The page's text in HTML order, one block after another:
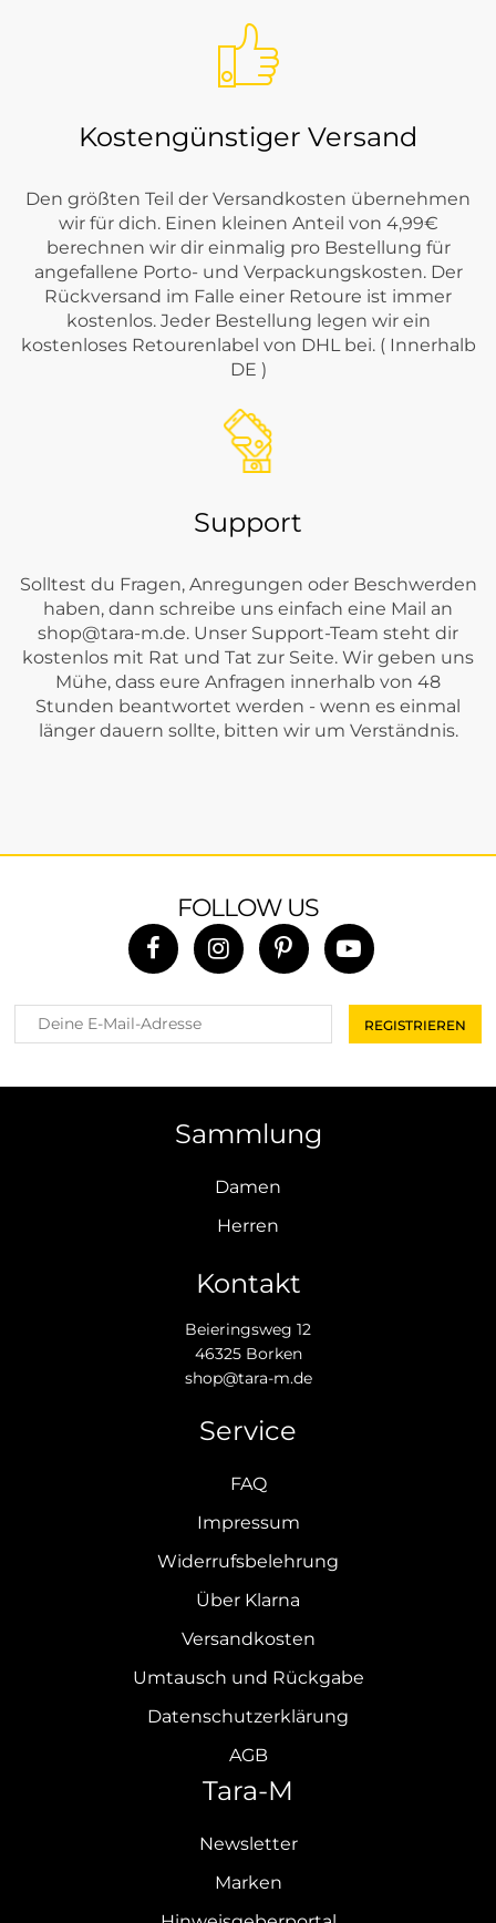
Kostengünstiger Versand
Den größten Teil der Versandkosten übernehmen
wir für dich. Einen kleinen Anteil von 4,99€
berechnen wir dir einmalig pro Bestellung für
angefallene Porto- und Verpackungskosten. Der
Rückversand im Falle einer Retoure ist immer
kostenlos. Jeder Bestellung legen wir ein
kostenloses Retourenlabel von DHL bei. ( Innerhalb
DE )
Support
Solltest du Fragen, Anregungen oder Beschwerden
haben, dann schreibe uns einfach eine Mail an
shop@tara-m.de. Unser Support-Team steht dir
kostenlos mit Rat und Tat zur Seite. Wir geben uns
Mühe, dass eure Anfragen innerhalb von 48
Stunden beantwortet werden - wenn es einmal
länger dauern sollte, bitten wir um Verständnis.
FOLLOW US
Sammlung
Damen
Herren
Kontakt
Beieringsweg 12
46325 Borken
shop@tara-m.de
Service
FAQ
Impressum
Widerrufsbelehrung
Über Klarna
Versandkosten
Umtausch und Rückgabe
Datenschutzerklärung
AGB
Tara-M
Newsletter
Marken